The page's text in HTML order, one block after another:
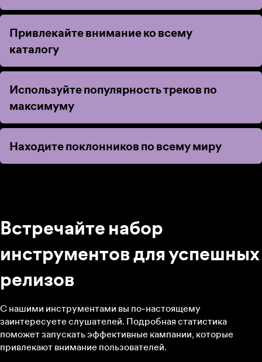
Привлекайте внимание ко всему
каталогу
Привлекайте внимание ко всему
каталогу
Используйте популярность треков по
максимуму
Используйте популярность треков по
максимуму
Находите поклонников по всему миру
Находите поклонников по всему миру
Встречайте набор
инструментов для успешных
релизов
С нашими инструментами вы по-настоящему
заинтересуете слушателей. Подробная статистика
поможет запускать эффективные кампании, которые
привлекают внимание пользователей.